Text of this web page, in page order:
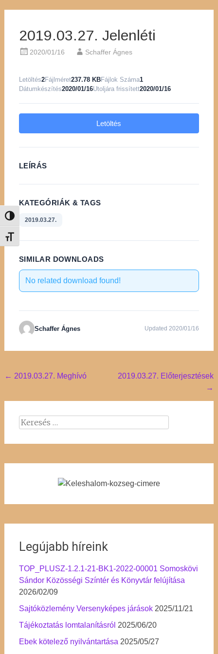
Nagy kontraszt váltása
Betűméret váltása
2019.03.27. Jelenléti
2020/01/16 Schaffer Ágnes
Letöltés2Fájlméret237.78 KBFájlok Száma1
Dátumkészítés2020/01/16Utoljára frissített2020/01/16
Letöltés
LEÍRÁS
KATEGÓRIÁK & TAGS
2019.03.27.
SIMILAR DOWNLOADS
No related download found!
Schaffer Ágnes Updated 2020/01/16
Post
← 2019.03.27. Meghívó
2019.03.27. Előterjesztések
→
Keresés:
Legújabb híreink
TOP_PLUSZ-1.2.1-21-BK1-2022-00001 Somoskövi
Sándor Közösségi Színtér és Könyvtár felújítása
2026/02/09
Sajtóközlemény Versenyképes járások 2025/11/21
Tájékoztatás lomtalanításról 2025/06/20
Ebek kötelező nyilvántartása 2025/05/27